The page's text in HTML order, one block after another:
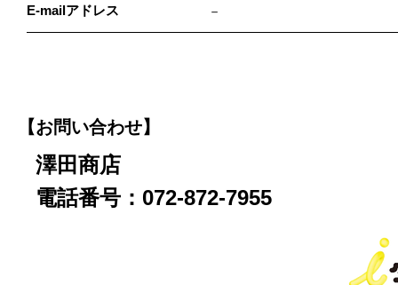
E-mailアドレス －
【お問い合わせ】
澤田商店
電話番号：072-872-7955